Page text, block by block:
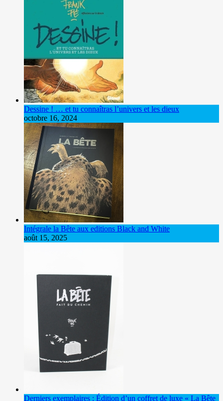
Dessine ! … et tu connaîtras l’univers et les dieux
octobre 16, 2024
Intégrale la Bête aux editions Black and White
août 15, 2025
Derniers exemplaires : Édition d’un coffret de luxe « La Bête